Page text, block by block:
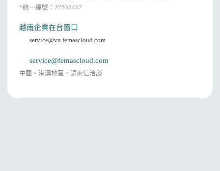
*統一編號：27535457
越南企業在台窗口
service@vn.femascloud.com
service@femascloud.com
中國、港澳地區，請來信洽談